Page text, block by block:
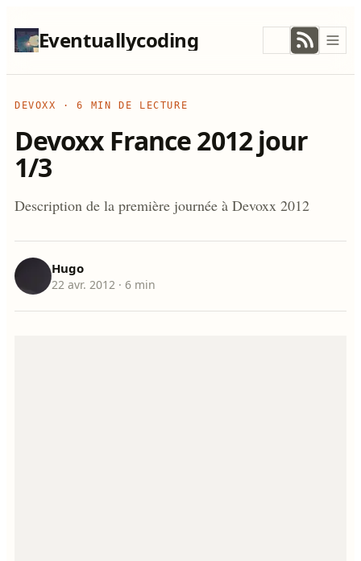
Eventuallycoding
DEVOXX ·6 MIN DE LECTURE
Devoxx France 2012 jour
1/3
Description de la première journée à Devoxx 2012
Hugo
22 avr. 2012 · 6 min